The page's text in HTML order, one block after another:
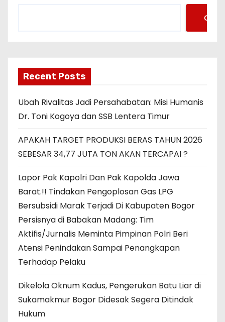
Cari
Recent Posts
Ubah Rivalitas Jadi Persahabatan: Misi Humanis
Dr. Toni Kogoya dan SSB Lentera Timur
APAKAH TARGET PRODUKSI BERAS TAHUN 2026
SEBESAR 34,77 JUTA TON AKAN TERCAPAI ?
Lapor Pak Kapolri Dan Pak Kapolda Jawa
Barat.!! Tindakan Pengoplosan Gas LPG
Bersubsidi Marak Terjadi Di Kabupaten Bogor
Persisnya di Babakan Madang: Tim
Aktifis/Jurnalis Meminta Pimpinan Polri Beri
Atensi Penindakan Sampai Penangkapan
Terhadap Pelaku
Dikelola Oknum Kadus, Pengerukan Batu Liar di
Sukamakmur Bogor Didesak Segera Ditindak
Hukum